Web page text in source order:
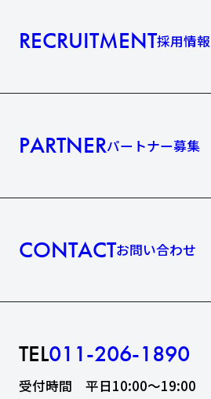
RECRUITMENT採用情報
PARTNERパートナー募集
CONTACTお問い合わせ
TEL011-206-1890
受付時間 平日10:00〜19:00